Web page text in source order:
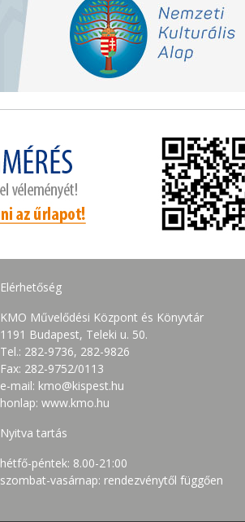
Elérhetőség
KMO Művelődési Központ és Könyvtár
1191 Budapest, Teleki u. 50.
Tel.: 282-9736, 282-9826
Fax: 282-9752/0113
e-mail: kmo@kispest.hu
honlap: www.kmo.hu
Nyitva tartás
hétfő-péntek: 8.00-21:00
szombat-vasárnap: rendezvénytől függően